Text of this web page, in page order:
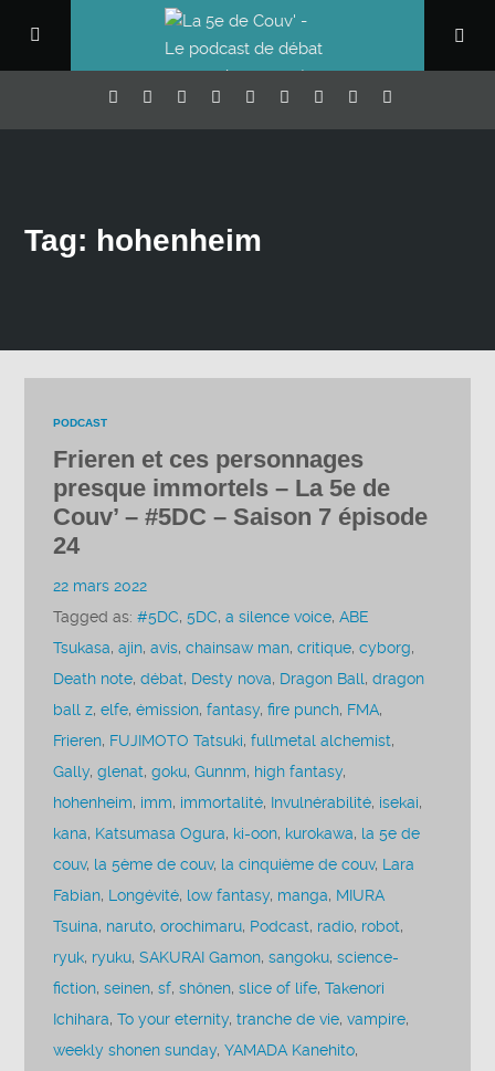
Tag: hohenheim
PODCAST
Frieren et ces personnages
presque immortels – La 5e de
Couv’ – #5DC – Saison 7 épisode
24
22 mars 2022
Tagged as:#5DC,5DC,a silence voice,ABE
Tsukasa,ajin,avis,chainsaw man,critique,cyborg,
Death note,débat, Desty nova, Dragon Ball,dragon
ball z,elfe,émission,fantasy,fire punch, FMA,
Frieren, FUJIMOTO Tatsuki,fullmetal alchemist,
Gally,glenat,goku,Gunnm, high fantasy,
hohenheim, imm, immortalité, Invulnérabilité, isekai,
kana, Katsumasa Ogura, ki-oon, kurokawa, la 5e de
couv, la 5ème de couv, la cinquième de couv, Lara
Fabian, Longévité, low fantasy, manga, MIURA
Tsuina, naruto,orochimaru, Podcast, radio, robot,
ryuk, ryuku,SAKURAI Gamon,sangoku,science-
fiction,seinen,sf,shônen,slice of life,Takenori
Ichihara,To your eternity,tranche de vie,vampire,
weekly shonen sunday,YAMADA Kanehito,